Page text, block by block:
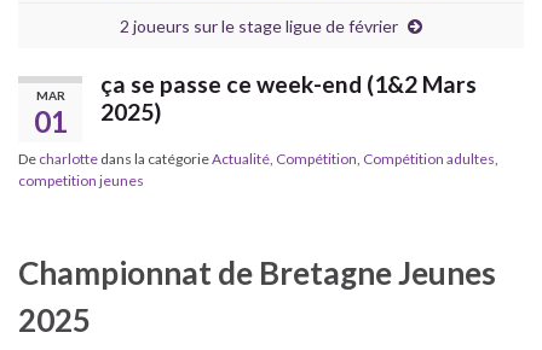
2 joueurs sur le stage ligue de février
MAR
01
ça se passe ce week-end (1&2 Mars
2025)
De charlotte dans la catégorieActualité Compétition Compétition adultes
competition jeunes
Championnat de Bretagne Jeunes
2025